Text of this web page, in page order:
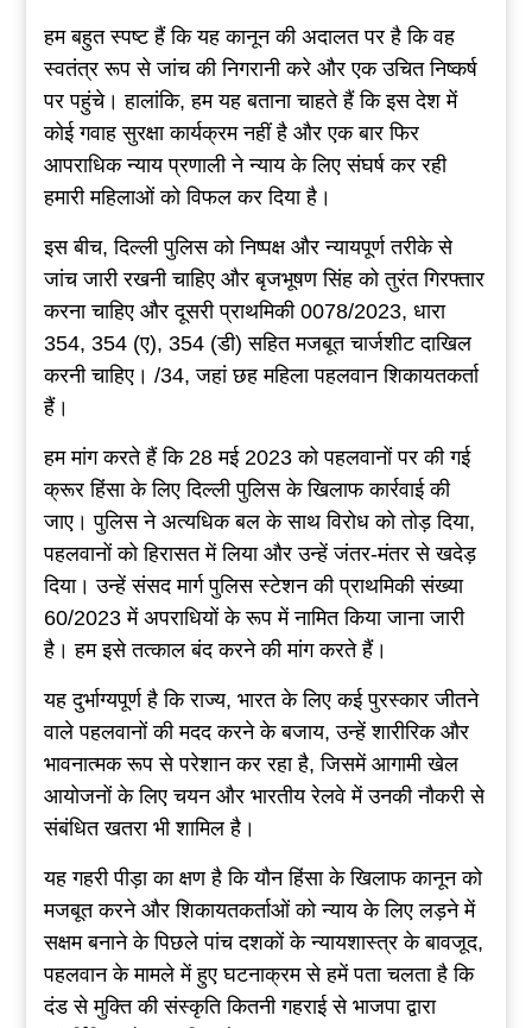
हम बहुत स्पष्ट हैं कि यह कानून की अदालत पर है कि वह
स्वतंत्र रूप से जांच की निगरानी करे और एक उचित निष्कर्ष
पर पहुंचे। हालांकि, हम यह बताना चाहते हैं कि इस देश में
कोई गवाह सुरक्षा कार्यक्रम नहीं है और एक बार फिर
आपराधिक न्याय प्रणाली ने न्याय के लिए संघर्ष कर रही
हमारी महिलाओं को विफल कर दिया है।
इस बीच, दिल्ली पुलिस को निष्पक्ष और न्यायपूर्ण तरीके से
जांच जारी रखनी चाहिए और बृजभूषण सिंह को तुरंत गिरफ्तार
करना चाहिए और दूसरी प्राथमिकी 0078/2023, धारा
354, 354 (ए), 354 (डी) सहित मजबूत चार्जशीट दाखिल
करनी चाहिए। /34, जहां छह महिला पहलवान शिकायतकर्ता
हैं।
हम मांग करते हैं कि 28 मई 2023 को पहलवानों पर की गई
क्रूर हिंसा के लिए दिल्ली पुलिस के खिलाफ कार्रवाई की
जाए। पुलिस ने अत्यधिक बल के साथ विरोध को तोड़ दिया,
पहलवानों को हिरासत में लिया और उन्हें जंतर-मंतर से खदेड़
दिया। उन्हें संसद मार्ग पुलिस स्टेशन की प्राथमिकी संख्या
60/2023 में अपराधियों के रूप में नामित किया जाना जारी
है। हम इसे तत्काल बंद करने की मांग करते हैं।
यह दुर्भाग्यपूर्ण है कि राज्य, भारत के लिए कई पुरस्कार जीतने
वाले पहलवानों की मदद करने के बजाय, उन्हें शारीरिक और
भावनात्मक रूप से परेशान कर रहा है, जिसमें आगामी खेल
आयोजनों के लिए चयन और भारतीय रेलवे में उनकी नौकरी से
संबंधित खतरा भी शामिल है।
यह गहरी पीड़ा का क्षण है कि यौन हिंसा के खिलाफ कानून को
मजबूत करने और शिकायतकर्ताओं को न्याय के लिए लड़ने में
सक्षम बनाने के पिछले पांच दशकों के न्यायशास्त्र के बावजूद,
पहलवान के मामले में हुए घटनाक्रम से हमें पता चलता है कि
दंड से मुक्ति की संस्कृति कितनी गहराई से भाजपा द्वारा